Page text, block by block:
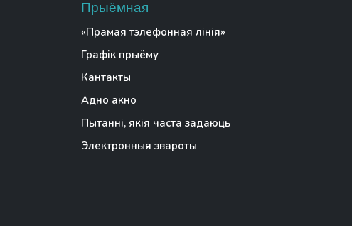
Прыёмная
«Прамая тэлефонная лінія»
Графік прыёму
Кантакты
Адно акно
Пытанні, якія часта задаюць
Электронныя звароты